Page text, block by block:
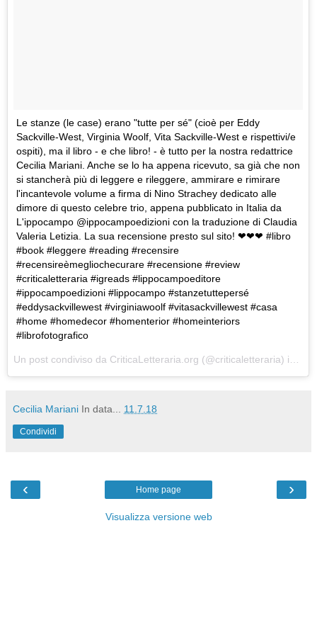
Le stanze (le case) erano "tutte per sé" (cioè per Eddy
Sackville-West, Virginia Woolf, Vita Sackville-West e rispettivi/e
ospiti), ma il libro - e che libro! - è tutto per la nostra redattrice
Cecilia Mariani. Anche se lo ha appena ricevuto, sa già che non
si stancherà più di leggere e rileggere, ammirare e rimirare
l'incantevole volume a firma di Nino Strachey dedicato alle
dimore di questo celebre trio, appena pubblicato in Italia da
L'ippocampo @ippocampoedizioni con la traduzione di Claudia
Valeria Letizia. La sua recensione presto sul sito! ❤❤❤ #libro
#book #leggere #reading #recensire
#recensireèmegliochecurare #recensione #review
#criticaletteraria #igreads #lippocampoeditore
#ippocampoedizioni #lippocampo #stanzetuttepersé
#eddysackvillewest #virginiawoolf #vitasackvillewest #casa
#home #homedecor #homenterior #homeinteriors
#librofotografico
Un post condiviso da CriticaLetteraria.org (@criticaletteraria) in data:
Cecilia Mariani In data... 11.7.18
Condividi
‹ ›
Home page
Visualizza versione web